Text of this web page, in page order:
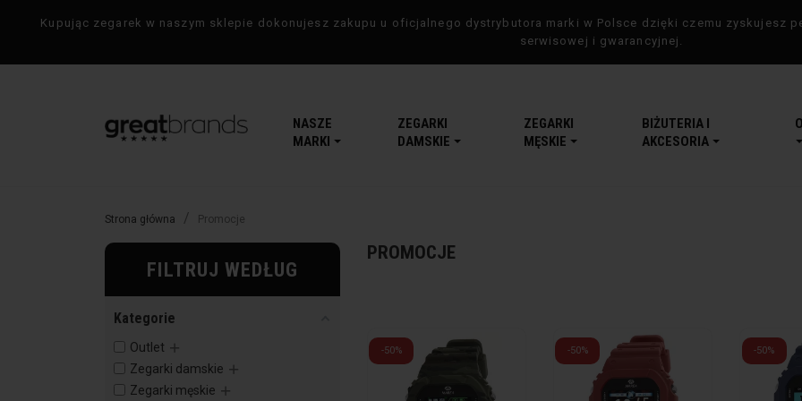
Kupując zegarek w naszym sklepie dokonujesz zakupu u oficjalnego dystrybutora marki w Polsce dzięki czemu zyskujesz
serwisowej i gwarancyjnej.
NASZE
MARKI
ZEGARKI
DAMSKIE
ZEGARKI
MĘSKIE
BIŻUTERIA I
AKCESORIA
Strona główna Promocje
FILTRUJ WEDŁUG
Kategorie
Outlet
Zegarki damskie
Zegarki męskie
PROMOCJE
-50% -50% -50%